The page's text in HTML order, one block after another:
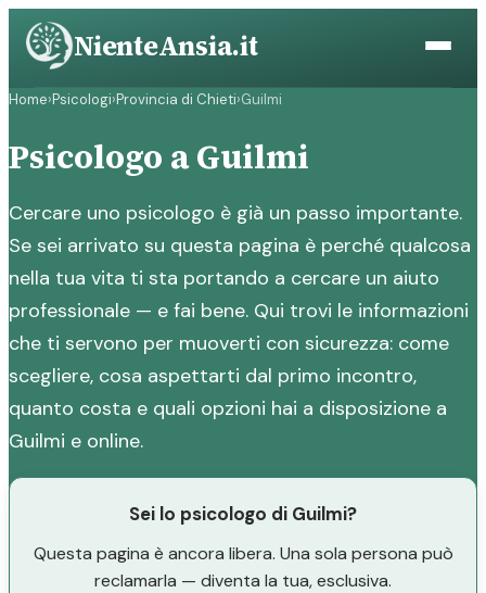
Vai
contenuto
NienteAnsia.it
Home›Psicologi›Provincia di Chieti›Guilmi
Psicologo a Guilmi
Cercare uno psicologo è già un passo importante.
Se sei arrivato su questa pagina è perché qualcosa
nella tua vita ti sta portando a cercare un aiuto
professionale — e fai bene. Qui trovi le informazioni
che ti servono per muoverti con sicurezza: come
scegliere, cosa aspettarti dal primo incontro,
quanto costa e quali opzioni hai a disposizione a
Guilmi e online.
Sei lo psicologo di Guilmi?
Questa pagina è ancora libera. Una sola persona può
reclamarla — diventa la tua, esclusiva.